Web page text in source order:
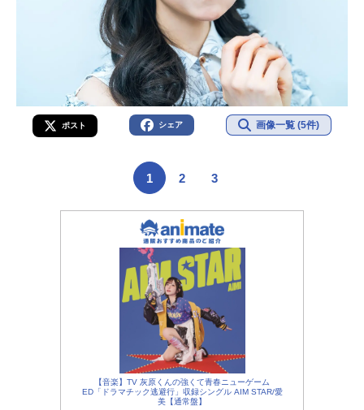
ポスト シェア 画像一覧 (5件)
1 2 3
【音楽】TV 灰原くんの強くて青春ニューゲーム
ED「ドラマチック逃避行」収録シングル AIM STAR/愛
美【通常盤】